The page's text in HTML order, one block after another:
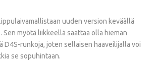
uuden version keväällä
Sen myötä liikkeellä saattaa olla hieman
D4S-runkoja, joten sellaisen haaveilijalla voi
se sopuhintaan.